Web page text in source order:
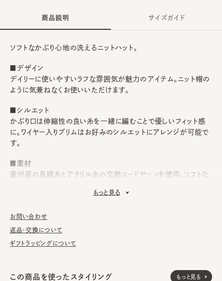
商品説明
ソフトなかぶり心地の洗えるニットハット。
■デザイン
デイリーに使いやすいラフな雰囲気が魅力のアイテム。ニット帽の
ように気兼ねなくお使いいただけます。
■シルエット
かぶり口は伸縮性の良い糸を一緒に編むことで優しいフィット感
に。ワイヤー入りブリムはお好みのシルエットにアレンジが可能で
す。
■素材
豪州産の長綿糸とアクリル糸の交撚コードヤーンを使用。ソフトな
洗濯可能。洗うことにより風合いに多少の変化が起こります。お洗
濯の際は単独手洗いで洗濯後、形を整え陰干ししてください。
※手洗いの際は付属のアテンションを必ずご参照ください。
もっと見る
サイズガイド
お問い合わせ
返品・交換について
ギフトラッピングについて
この商品を使ったスタイリング もっと見る